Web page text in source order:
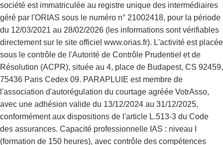
société est immatriculée au registre unique des intermédiaires
géré par l'ORIAS sous le numéro n° 21002418, pour la période
du 12/03/2021 au 28/02/2026 (les informations sont vérifiables
directement sur le site officiel www.orias.fr). L'activité est placée
sous le contrôle de l'Autorité de Contrôle Prudentiel et de
Résolution (ACPR), située au 4, place de Budapest, CS 92459,
75436 Paris Cedex 09. PARAPLUIE est membre de
l'association d'autorégulation du courtage agréée VotrAsso,
avec une adhésion valide du 13/12/2024 au 31/12/2025,
conformément aux dispositions de l'article L.513-3 du Code
des assurances. Capacité professionnelle IAS : niveau I
(formation de 150 heures), avec contrôle des compétences